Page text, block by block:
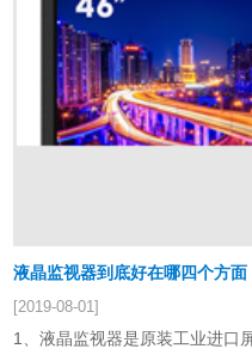
液晶监视器到底好在哪四个方面
[2019-08-01]
1、液晶监视器是原装工业进口